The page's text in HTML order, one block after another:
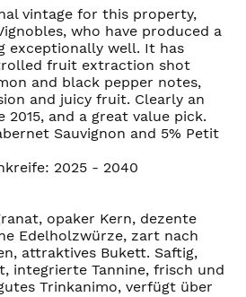
vintage for this property,
who have produced a
exceptionally well. It has
fruit extraction shot
and black pepper notes,
and juicy fruit. Clearly an
and a great value pick.
Sauvignon and 5% Petit
2025 - 2040
opaker Kern, dezente
Edelholzwürze, zart nach
attraktives Bukett. Saftig,
integrierte Tannine, frisch und
Trinkanimo, verfügt über